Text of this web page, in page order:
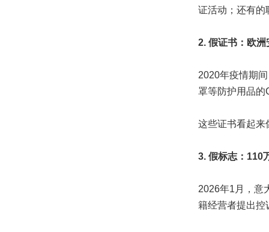
证活动；还有的
2. 假证书：欧
2020年疫情期
罩等防护用品的
这些证书看起来
3. 假标志：110
2026年1月，意
籍经营者提出控